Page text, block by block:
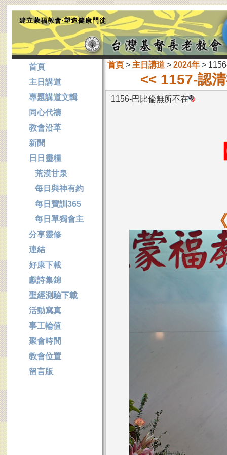
建立蒙福教會‧塑造健康門徒
首頁> 主日講道> 2024年>
<< 1157-認
1156-巴比倫無所不在
首頁
主日講道
專題講道文輯
同心代禱
教會沿革
新聞
日日靈糧
荒漠甘泉
每日與神有約
每日寶訓365
每日單獨會主
分享靈修
連結
好康下載
獻詩集錦
聖經測驗下載
活動寫真
事工輪值
聚會時間
教會位置
留言版